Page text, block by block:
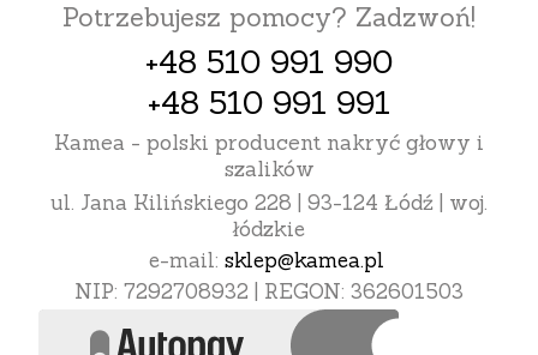
Potrzebujesz pomocy? Zadzwoń!
+48 510 991 990
+48 510 991 991
Kamea - polski producent nakryć głowy i
szalików
ul. Jana Kilińskiego 228 | 93-124 Łódź | woj.
łódzkie
e-mail: sklep@kamea.pl
NIP: 7292708932 | REGON: 362601503